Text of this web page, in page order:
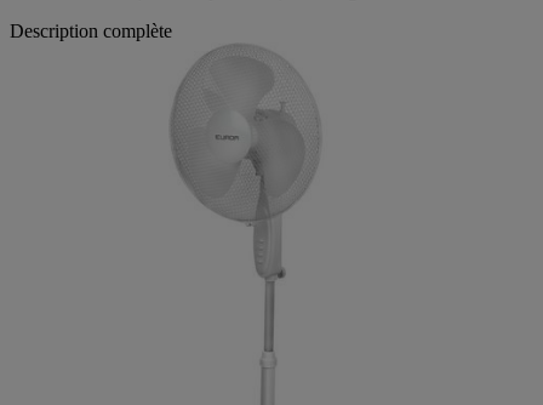
Description complète